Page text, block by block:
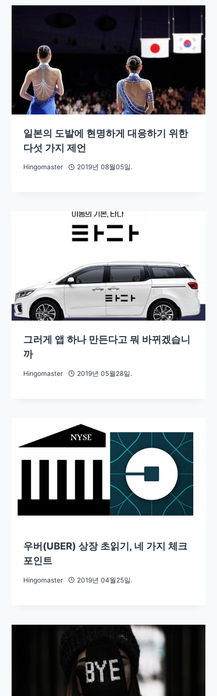
일본의 도발에 현명하게 대응하기 위한
다섯 가지 제언
Hingomaster 2019년 08월05일.
그러게 앱 하나 만든다고 뭐 바뀌겠습니
까
Hingomaster 2019년 05월28일.
우버(UBER) 상장 초읽기, 네 가지 체크
포인트
Hingomaster 2019년 04월25일.